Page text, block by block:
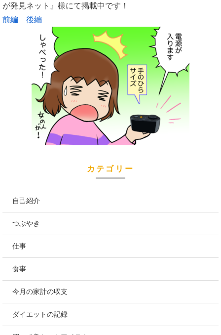
が発見ネット』様にて掲載中です！
前編
後編
カテゴリー
自己紹介
つぶやき
仕事
食事
今月の家計の収支
ダイエットの記録